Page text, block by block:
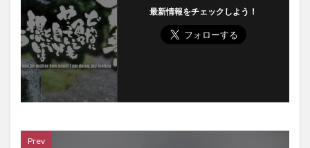
最新情報をチェックしよう！
Prev